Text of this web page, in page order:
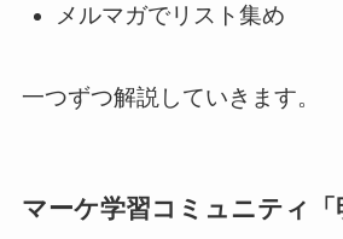
メルマガでリスト集め
一つずつ解説していきます。
マーケ学習コミュニティ「